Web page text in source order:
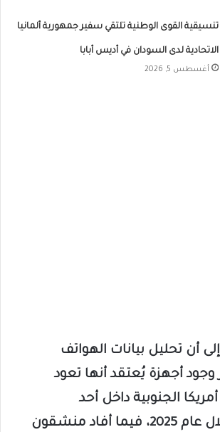
تنسيقية القوى الوطنية تلتقي سفير جمهورية ألمانيا
الاتحادية لدى السودان في أديس أبابا
أغسطس 5, 2026
أن تحليل بيانات الهواتف
أجهزة يُعتقد أنها تعود
الجنوبية داخل أحد
المعسكرات خلال عام 2025، فيما أفاد منشقون